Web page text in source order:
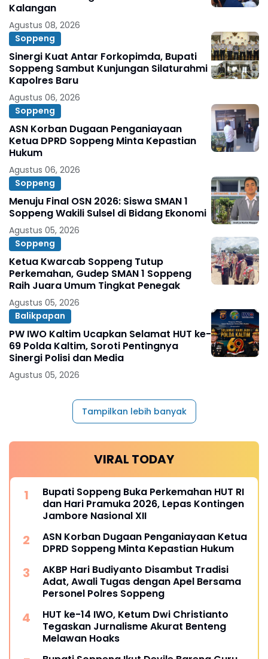
Kalangan
Agustus 08, 2026
Soppeng
Sinergi Kuat Antar Forkopimda, Bupati
Soppeng Sambut Kunjungan Silaturahmi
Kapolres Baru
Agustus 06, 2026
Soppeng
ASN Korban Dugaan Penganiayaan
Ketua DPRD Soppeng Minta Kepastian
Hukum
Agustus 06, 2026
Soppeng
Menuju Final OSN 2026: Siswa SMAN 1
Soppeng Wakili Sulsel di Bidang Ekonomi
Agustus 05, 2026
Soppeng
Ketua Kwarcab Soppeng Tutup
Perkemahan, Gudep SMAN 1 Soppeng
Raih Juara Umum Tingkat Penegak
Agustus 05, 2026
Balikpapan
PW IWO Kaltim Ucapkan Selamat HUT ke-
69 Polda Kaltim, Soroti Pentingnya
Sinergi Polisi dan Media
Agustus 05, 2026
Tampilkan lebih banyak
VIRAL TODAY
Bupati Soppeng Buka Perkemahan HUT RI
dan Hari Pramuka 2026, Lepas Kontingen
Jambore Nasional XII
ASN Korban Dugaan Penganiayaan Ketua
DPRD Soppeng Minta Kepastian Hukum
AKBP Hari Budiyanto Disambut Tradisi
Adat, Awali Tugas dengan Apel Bersama
Personel Polres Soppeng
HUT ke-14 IWO, Ketum Dwi Christianto
Tegaskan Jurnalisme Akurat Benteng
Melawan Hoaks